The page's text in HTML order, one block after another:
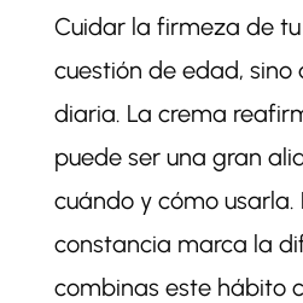
Cuidar la firmeza de
cuestión de edad, sino
diaria. La crema
puede ser una gran
cuándo y cómo usarla.
constancia marca la
combinas este hábito